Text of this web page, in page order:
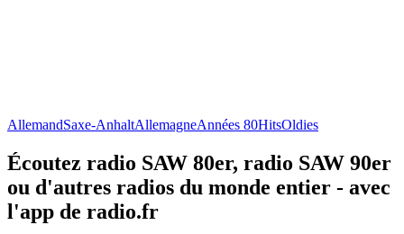
AllemandSaxe-AnhaltAllemagneAnnées 80HitsOldies
Écoutez radio SAW 80er, radio SAW 90er
ou d'autres radios du monde entier - avec
l'app de radio.fr